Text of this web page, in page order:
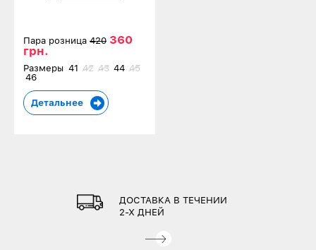
Пара розница 420 360
грн.
Размеры 41 42 43 44 45
46
Детальнее
ДОСТАВКА В ТЕЧЕНИИ
2-Х ДНЕЙ